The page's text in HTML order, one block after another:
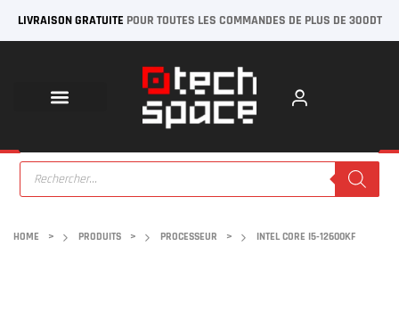
LIVRAISON GRATUITE POUR TOUTES LES COMMANDES DE PLUS DE 300DT
HOME > PRODUITS > PROCESSEUR > INTEL CORE I5-12600KF